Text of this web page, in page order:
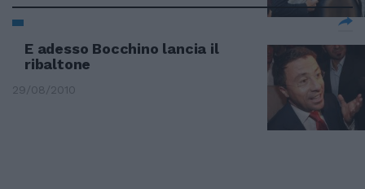
E adesso Bocchino lancia il
ribaltone
29/08/2010